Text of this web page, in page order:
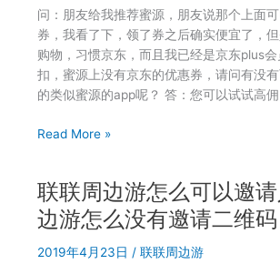
安
站
的
用
户
看
周
边
游
如
问：朋友给我推荐蜜源，朋友说那个上面
券，我看了下，领了券之后确实便宜了，
购物，习惯京东，而且我已经是京东plus
扣，蜜源上没有京东的优惠券，请问有没
的类似蜜源的app呢？ 答：您可以试试高佣
哪
可
以
领
京
Read More »
联联周边游怎么可以邀
边游怎么没有邀请二维码
2019年4月23日 / 联联周边游